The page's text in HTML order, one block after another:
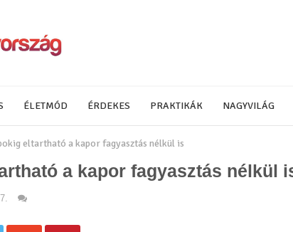
ÉLETMÓD ÉRDEKES PRAKTIKÁK NAGYVILÁG
eltartható a kapor fagyasztás nélkül is
a kapor fagyasztás nélkül